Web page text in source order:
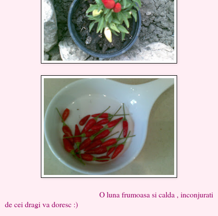
O luna frumoasa si calda , inconjurati
de cei dragi va doresc :)